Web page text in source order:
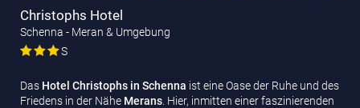
Christophs Hotel
Schenna - Meran & Umgebung
S
Das Hotel Christophs in Schenna ist eine Oase der Ruhe und des
Friedens in der Nähe Merans . Hier, inmitten einer faszinierenden